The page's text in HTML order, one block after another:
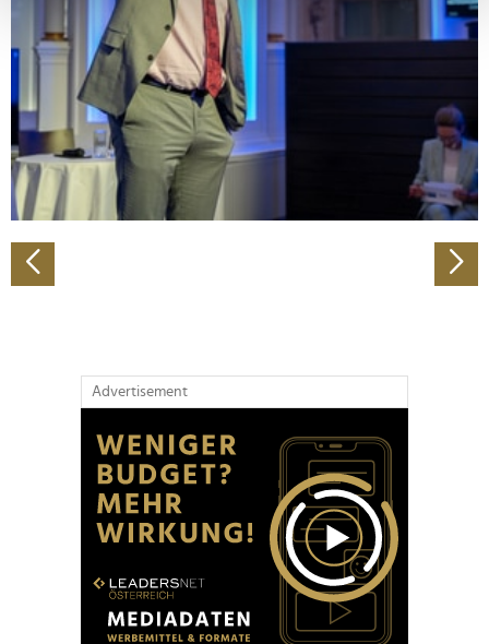
Erfahren Sie mehr darüber, wie Ihre persönlichen Daten
verarbeitet werden, und legen Sie Ihre Präferenzen im
Abschnitt Einzelheitenfest.
Wir verwenden Cookies, um Inhalte und Anzeigen zu
personalisieren, Funktionen für soziale Medien anbieten
zu können und die Zugriffe auf unsere Website zu
analysieren. Außerdem geben wir Informationen zu Ihrer
Verwendung unserer Website an unsere Partner für
soziale Medien, Werbung und Analysen weiter. Unsere
Partner führen diese Informationen möglicherweise mit
Advertisement